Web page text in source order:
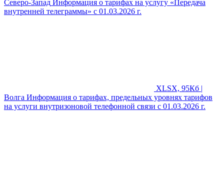
Северо-Запад Информация о тарифах на услугу «Передача
внутренней телеграммы» с 01.03.2026 г.
XLSX, 95Кб |
Волга Информация о тарифах, предельных уровнях тарифов
на услуги внутризоновой телефонной связи с 01.03.2026 г.